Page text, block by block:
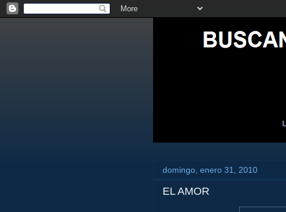
domingo, enero 31, 2010
EL AMOR